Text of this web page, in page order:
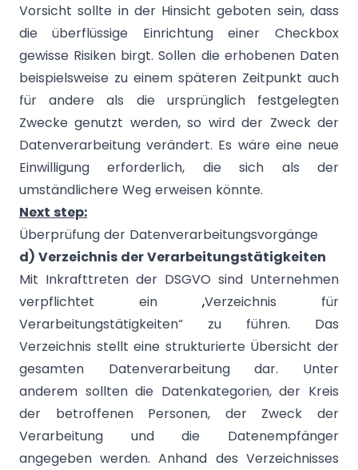
Vorsicht sollte in der Hinsicht geboten sein, dass
die überflüssige Einrichtung einer Checkbox
gewisse Risiken birgt. Sollen die erhobenen Daten
beispielsweise zu einem späteren Zeitpunkt auch
für andere als die ursprünglich festgelegten
Zwecke genutzt werden, so wird der Zweck der
Datenverarbeitung verändert. Es wäre eine neue
Einwilligung erforderlich, die sich als der
umständlichere Weg erweisen könnte.
Next step:
Überprüfung der Datenverarbeitungsvorgänge
d) Verzeichnis der Verarbeitungstätigkeiten
Mit Inkrafttreten der DSGVO sind Unternehmen
verpflichtet ein „Verzeichnis für
Verarbeitungstätigkeiten“ zu führen. Das
Verzeichnis stellt eine strukturierte Übersicht der
gesamten Datenverarbeitung dar. Unter
anderem sollten die Datenkategorien, der Kreis
der betroffenen Personen, der Zweck der
Verarbeitung und die Datenempfänger
angegeben werden. Anhand des Verzeichnisses